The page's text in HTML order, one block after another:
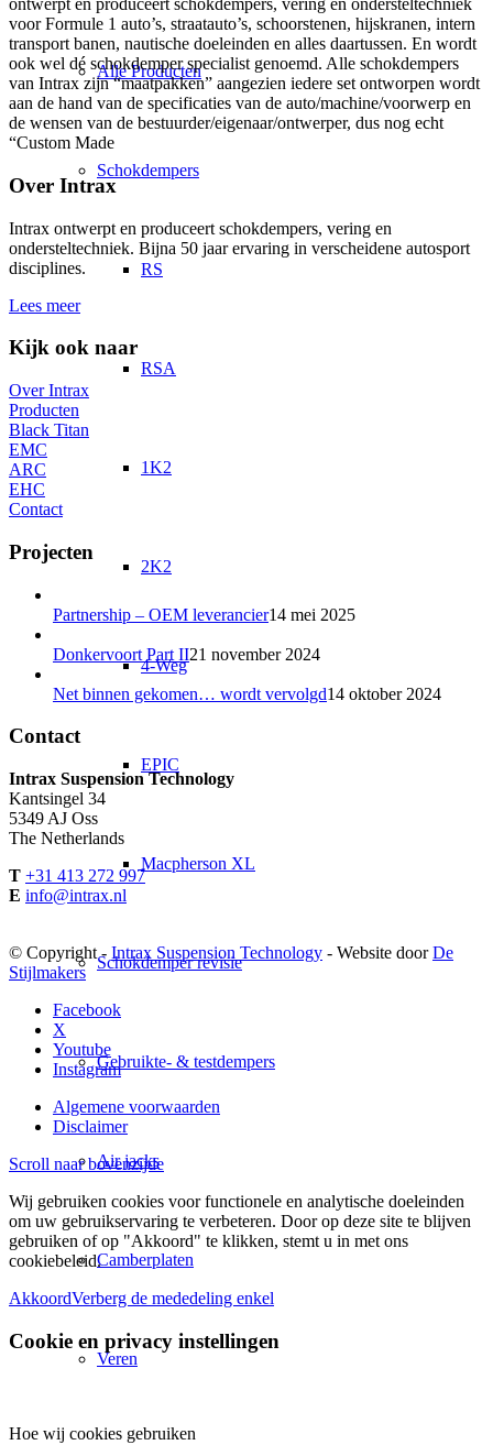
Alle Producten
Schokdempers
RS
RSA
1K2
2K2
4-Weg
EPIC
Macpherson XL
Schokdemper revisie
Gebruikte- & testdempers
Air jacks
Camberplaten
Veren
ontwerpt en produceert schokdempers, vering en ondersteltechniek
voor Formule 1 auto’s, straatauto’s, schoorstenen, hijskranen, intern
transport banen, nautische doeleinden en alles daartussen. En wordt
ook wel dé schokdemper specialist genoemd. Alle schokdempers
van Intrax zijn “maatpakken” aangezien iedere set ontworpen wordt
aan de hand van de specificaties van de auto/machine/voorwerp en
de wensen van de bestuurder/eigenaar/ontwerper, dus nog echt
“Custom Made
Over Intrax
Intrax ontwerpt en produceert schokdempers, vering en
ondersteltechniek. Bijna 50 jaar ervaring in verscheidene autosport
disciplines.
Lees meer
Kijk ook naar
Over Intrax
Producten
Black Titan
EMC
ARC
EHC
Contact
Projecten
Partnership – OEM leverancier14 mei 2025
Donkervoort Part II21 november 2024
Net binnen gekomen… wordt vervolgd14 oktober 2024
Contact
Intrax Suspension Technology
Kantsingel 34
5349 AJ Oss
The Netherlands
T +31 413 272 997
E info@intrax.nl
© Copyright - Intrax Suspension Technology - Website doorDe
Stijlmakers
Facebook
X
Youtube
Instagram
Algemene voorwaarden
Disclaimer
Scroll naar bovenzijde
Wij gebruiken cookies voor functionele en analytische doeleinden
om uw gebruikservaring te verbeteren. Door op deze site te blijven
gebruiken of op "Akkoord" te klikken, stemt u in met ons
cookiebeleid.
AkkoordVerberg de mededeling enkel
Cookie en privacy instellingen
Hoe wij cookies gebruiken